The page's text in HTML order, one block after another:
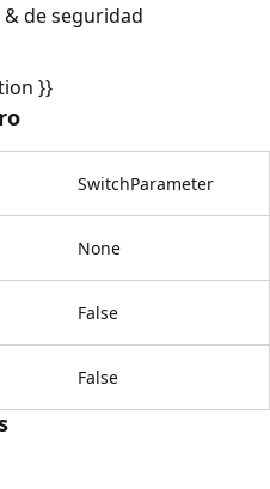
de seguridad
}}
SwitchParameter
None
False
False